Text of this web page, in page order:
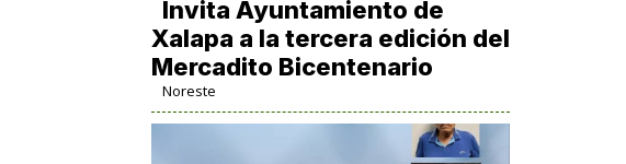
Invita Ayuntamiento de
Xalapa a la tercera edición del
Mercadito Bicentenario
Noreste